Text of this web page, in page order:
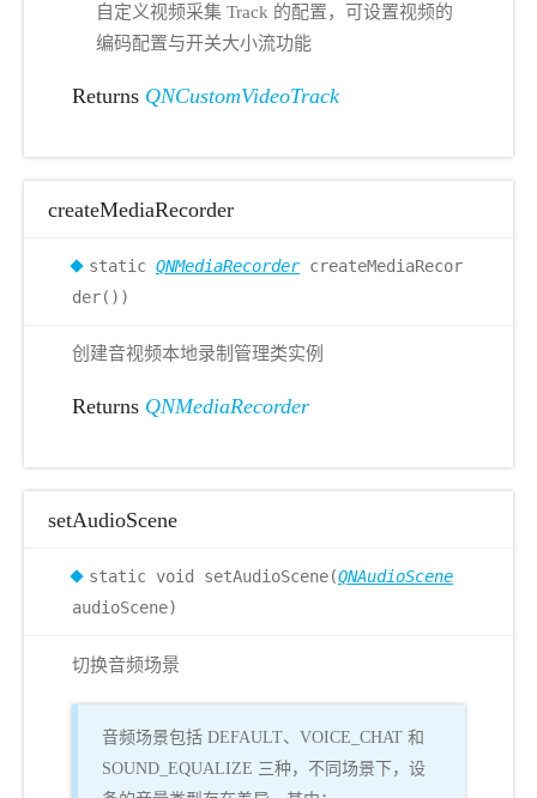
自定义视频采集 Track 的配置，可设置视频的
编码配置与开关大小流功能
Returns QNCustomVideoTrack
createMediaRecorder
static QNMediaRecordercreateMediaRecor
der())
创建音视频本地录制管理类实例
Returns QNMediaRecorder
setAudioScene
static void setAudioScene(QNAudioScene
audioScene)
切换音频场景
音频场景包括 DEFAULT、VOICE_CHAT 和
SOUND_EQUALIZE 三种，不同场景下，设